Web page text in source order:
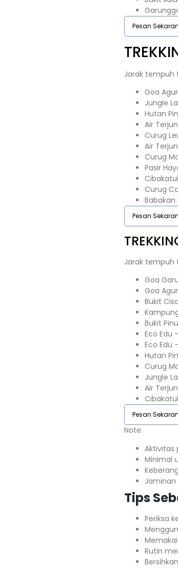
Pesan
Jarak tempuh
Goa
Jungle
Hutan
Air
Curug
Air
Curug
Pasir
Curug
Babakan
Pesan
Jarak tempuh
Goa
Goa
Bukit
Bukit
Eco Edu
Eco Edu
Hutan
Curug
Jungle
Air
Pesan
Note:⁣⁣
Aktivitas
Minimal
Jaminan
Tips
Periksa
Rutin